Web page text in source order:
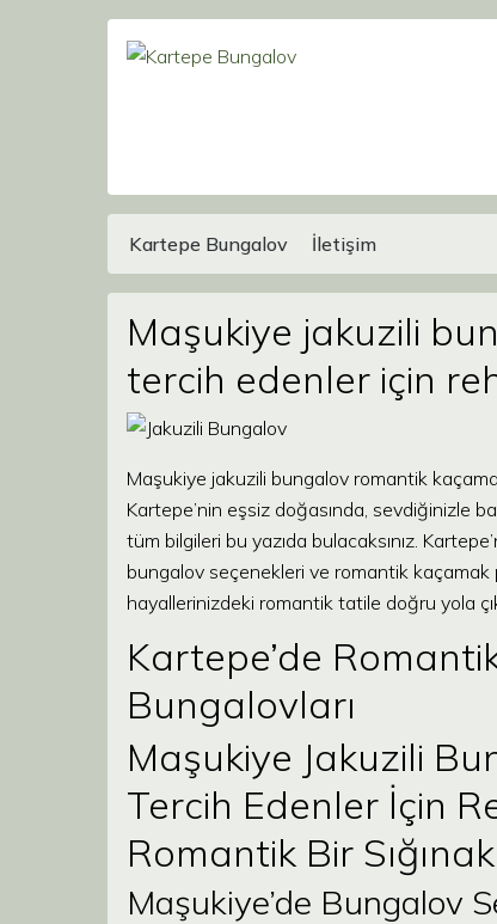
Main Navigation
Kartepe Bungalov İletişim
Maşukiye jakuzili
tercih edenler için
Maşukiye jakuzili bungalov romantik
Kartepe’nin eşsiz doğasında, sevdiğinizle
tüm bilgileri bu yazıda bulacaksınız.
bungalov seçenekleri ve romantik kaçamak
hayallerinizdeki romantik tatile doğru yola
Kartepe’de
Bungalovları
Maşukiye Jakuzili
Tercih Edenler İçin
Romantik Bir Sığınak
Maşukiye’de Bungalov